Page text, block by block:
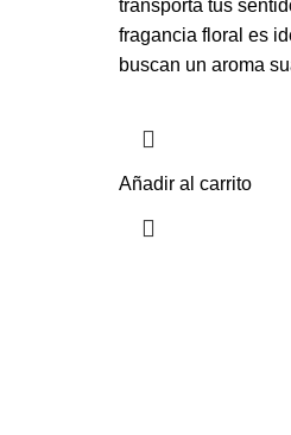
transporta tus
fragancia floral es
buscan un aroma
Añadir al carrito